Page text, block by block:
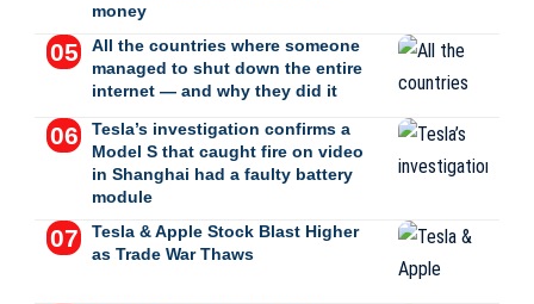
money
All the countries where someone
managed to shut down the entire
internet — and why they did it
Tesla’s investigation confirms a
Model S that caught fire on video
in Shanghai had a faulty battery
module
Tesla & Apple Stock Blast Higher
as Trade War Thaws